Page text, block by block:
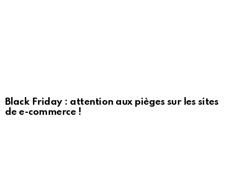
Black Friday : attention aux pièges sur les sites
de e-commerce !